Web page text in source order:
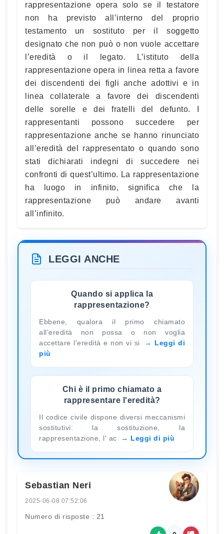
rappresentazione opera solo se il testatore
non ha previsto all’interno del proprio
testamento un sostituto per il soggetto
designato che non può o non vuole accettare
l’eredità o il legato. L’istituto della
rappresentazione opera in linea retta a favore
dei discendenti dei figli anche adottivi e in
linea collaterale a favore dei discendenti
delle sorelle e dei fratelli del defunto. I
rappresentanti possono succedere per
rappresentazione anche se hanno rinunciato
all’eredità del rappresentato o quando sono
stati dichiarati indegni di succedere nei
confronti di quest’ultimo. La rappresentazione
ha luogo in infinito, significa che la
rappresentazione può andare avanti
all’infinito.
LEGGI ANCHE
Quando si applica la
rappresentazione?
Ebbene, qualora il primo chiamato
all'eredità non possa o non voglia
accettare l'eredità e non vi si
Leggi di
più
Chi è il primo chiamato a
rappresentare l'eredità?
Il codice civile dispone diversi meccanismi
sostitutivi: la sostituzione, la
rappresentazione, l' ac
Leggi di più
Sebastian Neri
2025-06-08 07:52:06
Numero di risposte : 21